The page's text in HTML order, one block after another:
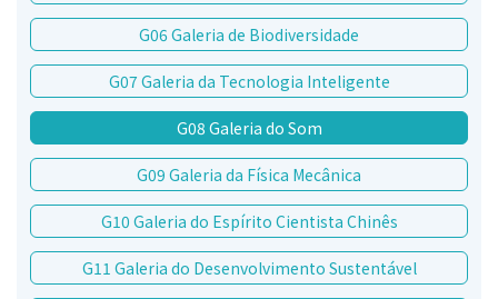
G06 Galeria de Biodiversidade
G07 Galeria da Tecnologia Inteligente
G08 Galeria do Som
G09 Galeria da Física Mecânica
G10 Galeria do Espírito Cientista Chinês
G11 Galeria do Desenvolvimento Sustentável